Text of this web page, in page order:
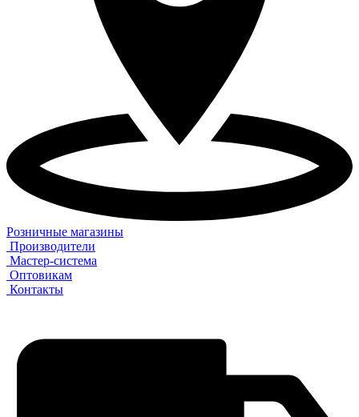
Розничные магазины
Производители
Мастер-система
Оптовикам
Контакты